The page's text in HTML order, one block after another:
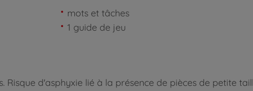
mots et tâches
1 guide de jeu
Risque d'asphyxie lié à la présence de pièces de petite